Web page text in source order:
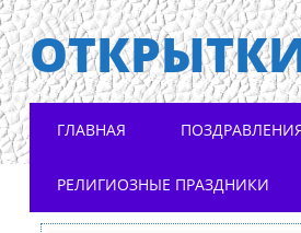
Main menu
ГЛАВНАЯ
РЕЛИГИОЗНЫЕ ПРАЗДНИКИ